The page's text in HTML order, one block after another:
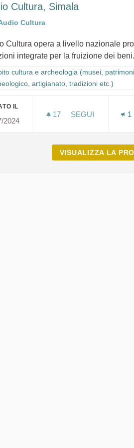
archeologico, artigianato, tradizioni etc.)
E BENI CUTURALI
ARCHEOLOGIA E
Cultura, Simala
Cultura
Cultura opera a livello nazionale
integrate per la fruizione dei
i risultati per categoria: Ambito cultura
cultura e archeologia (musei,
artigianato, tradizioni etc.)
IL
2024
17 17 SOSTENITORI
SEGUI
1
VISUALIZZA LA
archeologico, artigianato, tradizioni etc.)